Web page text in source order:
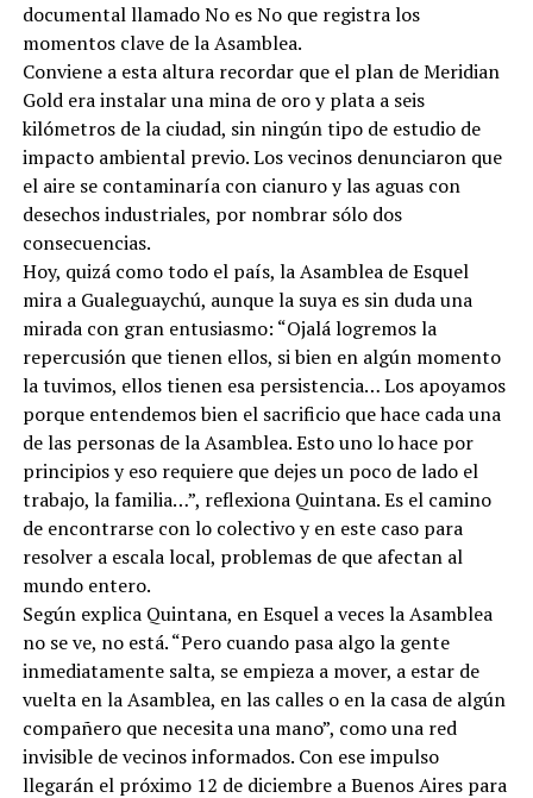
documental llamado No es No que registra los
momentos clave de la Asamblea.
Conviene a esta altura recordar que el plan de Meridian
Gold era instalar una mina de oro y plata a seis
kilómetros de la ciudad, sin ningún tipo de estudio de
impacto ambiental previo. Los vecinos denunciaron que
el aire se contaminaría con cianuro y las aguas con
desechos industriales, por nombrar sólo dos
consecuencias.
Hoy, quizá como todo el país, la Asamblea de Esquel
mira a Gualeguaychú, aunque la suya es sin duda una
mirada con gran entusiasmo: “Ojalá logremos la
repercusión que tienen ellos, si bien en algún momento
la tuvimos, ellos tienen esa persistencia… Los apoyamos
porque entendemos bien el sacrificio que hace cada una
de las personas de la Asamblea. Esto uno lo hace por
principios y eso requiere que dejes un poco de lado el
trabajo, la familia…”, reflexiona Quintana. Es el camino
de encontrarse con lo colectivo y en este caso para
resolver a escala local, problemas de que afectan al
mundo entero.
Según explica Quintana, en Esquel a veces la Asamblea
no se ve, no está. “Pero cuando pasa algo la gente
inmediatamente salta, se empieza a mover, a estar de
vuelta en la Asamblea, en las calles o en la casa de algún
compañero que necesita una mano”, como una red
invisible de vecinos informados. Con ese impulso
llegarán el próximo 12 de diciembre a Buenos Aires para